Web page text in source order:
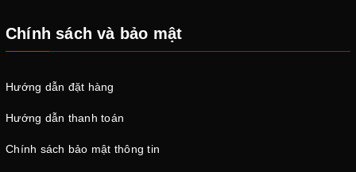
Chính sách và bảo mật
Hướng dẫn đặt hàng
Hướng dẫn thanh toán
Chính sách bảo mật thông tin